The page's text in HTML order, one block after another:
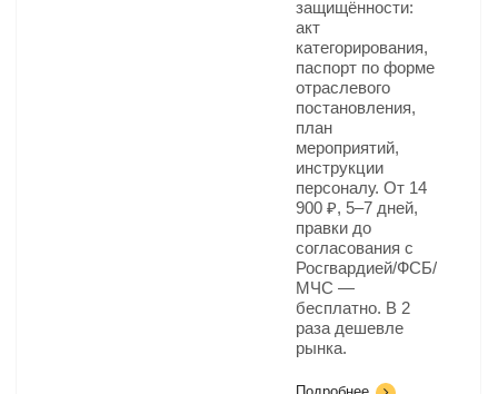
защищённости:
акт
категорирования,
паспорт по форме
отраслевого
постановления,
план
мероприятий,
инструкции
персоналу. От 14
900 ₽, 5–7 дней,
правки до
согласования с
Росгвардией/ФСБ/
МЧС —
бесплатно. В 2
раза дешевле
рынка.